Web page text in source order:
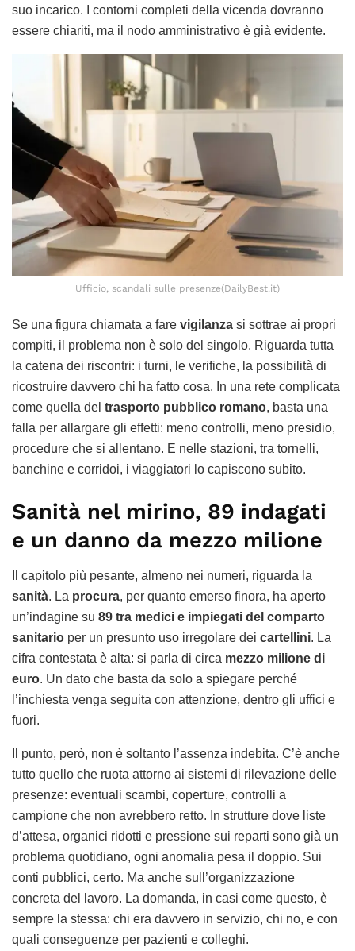
suo incarico. I contorni completi della vicenda dovranno
essere chiariti, ma il nodo amministrativo è già evidente.
Ufficio, scandali sulle presenze(DailyBest.it)
Se una figura chiamata a fare vigilanza si sottrae ai propri
compiti, il problema non è solo del singolo. Riguarda tutta
la catena dei riscontri: i turni, le verifiche, la possibilità di
ricostruire davvero chi ha fatto cosa. In una rete complicata
come quella del trasporto pubblico romano, basta una
falla per allargare gli effetti: meno controlli, meno presidio,
procedure che si allentano. E nelle stazioni, tra tornelli,
banchine e corridoi, i viaggiatori lo capiscono subito.
Sanità nel mirino, 89 indagati
e un danno da mezzo milione
Il capitolo più pesante, almeno nei numeri, riguarda la
sanità. La procura, per quanto emerso finora, ha aperto
un’indagine su 89 tra medici e impiegati del comparto
sanitario per un presunto uso irregolare dei cartellini. La
cifra contestata è alta: si parla di circa mezzo milione di
euro. Un dato che basta da solo a spiegare perché
l’inchiesta venga seguita con attenzione, dentro gli uffici e
fuori.
Il punto, però, non è soltanto l’assenza indebita. C’è anche
tutto quello che ruota attorno ai sistemi di rilevazione delle
presenze: eventuali scambi, coperture, controlli a
campione che non avrebbero retto. In strutture dove liste
d’attesa, organici ridotti e pressione sui reparti sono già un
problema quotidiano, ogni anomalia pesa il doppio. Sui
conti pubblici, certo. Ma anche sull’organizzazione
concreta del lavoro. La domanda, in casi come questo, è
sempre la stessa: chi era davvero in servizio, chi no, e con
quali conseguenze per pazienti e colleghi.